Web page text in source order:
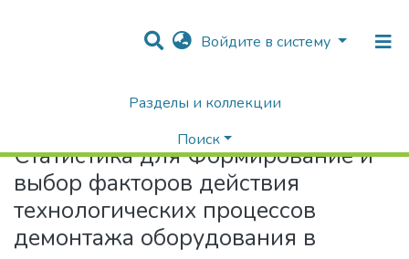
Войдите в систему
Разделы и коллекции
Поиск
Статистика
Статистика для Формирование и
выбор факторов действия
технологических процессов
демонтажа оборудования в